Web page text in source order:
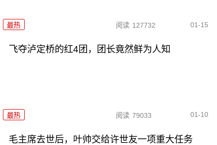
最热 阅读 127732 01-15
飞夺泸定桥的红4团，团长竟然鲜为人知
最热 阅读 79033 01-10
毛主席去世后，叶帅交给许世友一项重大任务